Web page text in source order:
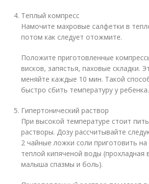
Теплый компресс
Намочите махровые салфетки в
потом как следует отожмите.
Положите приготовленные
висков, запястья, паховые складки.
меняйте каждые 10 мин. Такой
быстро сбить температуру у ребенка.
Гипертонический раствор
При высокой температуре стоит
растворы. Дозу рассчитывайте
2 чайные ложки соли приготовить на
теплой кипяченой воды (прохладная
малыша спазмы и боль).